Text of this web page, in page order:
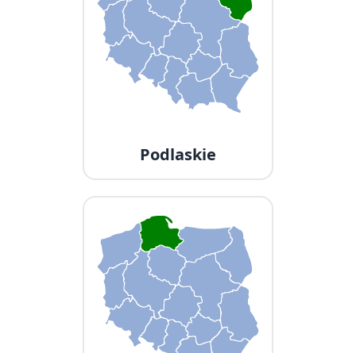
Podlaskie